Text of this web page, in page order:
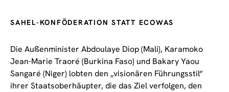
SAHEL-KONFÖDERATION STATT ECOWAS
Die Außenminister Abdoulaye Diop (Mali), Karamoko
Jean-Marie Traoré (Burkina Faso) und Bakary Yaou
Sangaré (Niger) lobten den „visionären Führungsstil“
ihrer Staatsoberhäupter, die das Ziel verfolgen, den